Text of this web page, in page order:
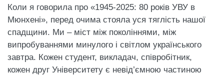
Коли я говорила про «1945-2025: 80 років УВУ в
Мюнхені», перед очима стояла уся тяглість нашої
спадщини. Ми – міст між поколіннями, між
випробуваннями минулого і світлом українського
завтра. Кожен студент, викладач, співробітник,
кожен друг Університету є невід’ємною частиною